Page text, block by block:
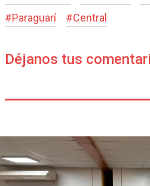
#Paraguarí #Central
Déjanos tus